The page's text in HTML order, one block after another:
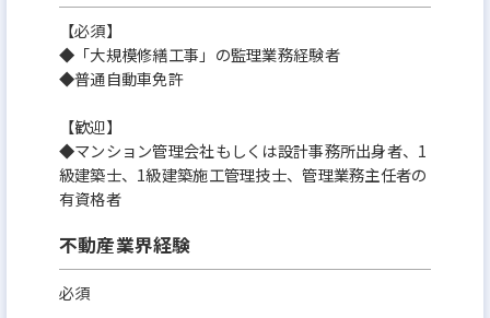
【必須】
◆「大規模修繕工事」の監理業務経験者
◆普通自動車免許
【歓迎】
◆マンション管理会社もしくは設計事務所出身者、1
級建築士、1級建築施工管理技士、管理業務主任者の
有資格者
不動産業界経験
必須